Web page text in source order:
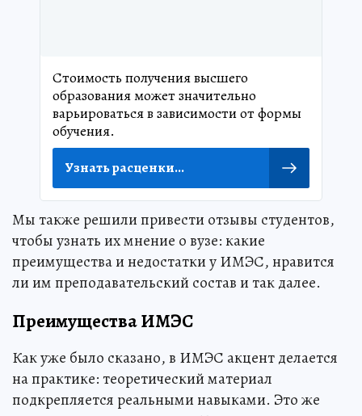
Стоимость получения высшего
образования может значительно
варьироваться в зависимости от формы
обучения.
Узнать расценки...
Мы также решили привести отзывы студентов,
чтобы узнать их мнение о вузе: какие
преимущества и недостатки у ИМЭС, нравится
ли им преподавательский состав и так далее.
Преимущества ИМЭС
Как уже было сказано, в ИМЭС акцент делается
на практике: теоретический материал
подкрепляется реальными навыками. Это же